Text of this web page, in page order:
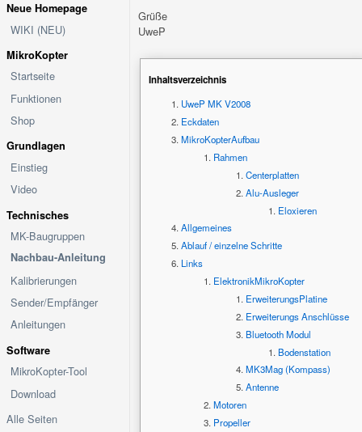
Neue Homepage
WIKI (NEU)
MikroKopter
Startseite
Funktionen
Shop
Grundlagen
Einstieg
Video
Technisches
MK-Baugruppen
Nachbau-Anleitung
Kalibrierungen
Sender/Empfänger
Anleitungen
Software
MikroKopter-Tool
Download
Alle Seiten
Grüße
UweP
Inhaltsverzeichnis
UweP MK V2008
Eckdaten
MikroKopterAufbau
Rahmen
Centerplatten
Alu-Ausleger
Eloxieren
Allgemeines
Ablauf / einzelne Schritte
Links
ElektronikMikroKopter
ErweiterungsPlatine
Erweiterungs Anschlüsse
Bluetooth Modul
Bodenstation
MK3Mag (Kompass)
Antenne
Motoren
Propeller